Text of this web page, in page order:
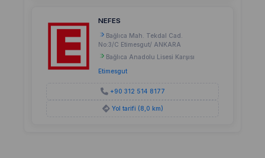
NEFES
Bağlıca Mah. Tekdal Cad.
No:3/C Etimesgut/ ANKARA
Bağlıca Anadolu Lisesi Karşısı
Etimesgut
+90 312 514 8177
Yol tarifi (8,0 km)